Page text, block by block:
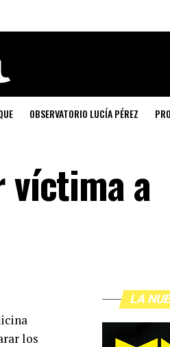
OBSERVATORIO LUCÍA PÉREZ
víctima a
los
LA